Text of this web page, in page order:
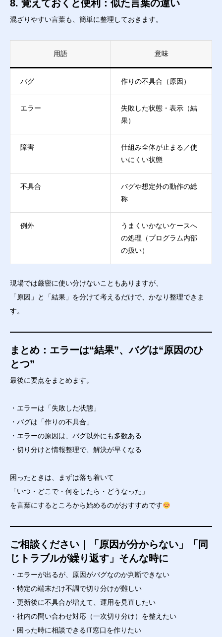
8. 覚えておくと便利：似た言葉の違い
混ざりやすい言葉も、簡単に整理しておきます。
用語 意味
バグ 作りの不具合（原因）
エラー
失敗した状態・表示（結
果）
障害
仕組み全体が止まる／使
いにくい状態
不具合
バグや想定外の動作の総
称
例外
うまくいかないケースへ
の処理（プログラム内部
の扱い）
現場では厳密に使い分けないこともありますが、
「原因」と「結果」を分けて考えるだけで、かなり整理できま
す。
まとめ：エラーは“結果”、バグは“原因のひ
とつ”
最後に要点をまとめます。
・エラーは「失敗した状態」
・バグは「作りの不具合」
・エラーの原因は、バグ以外にも多数ある
・切り分けと情報整理で、解決が早くなる
困ったときは、まずは落ち着いて
「いつ・どこで・何をしたら・どうなった」
を言葉にするところから始めるのがおすすめです
ご相談ください｜「原因が分からない」「同
じトラブルが繰り返す」そんな時に
・エラーが出るが、原因がバグなのか判断できない
・特定の端末だけ不調で切り分けが難しい
・更新後に不具合が増えて、運用を見直したい
・社内の問い合わせ対応（一次切り分け）を整えたい
・困った時に相談できるIT窓口を作りたい